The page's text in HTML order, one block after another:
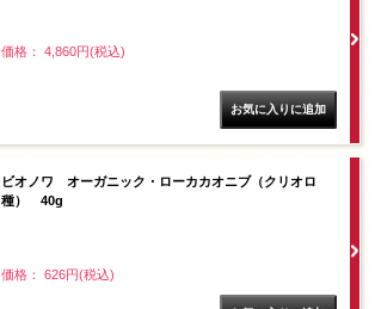
価格： 4,860円(税込)
ビオノワ オーガニック・ローカカオニブ（クリオロ
種） 40g
価格： 626円(税込)